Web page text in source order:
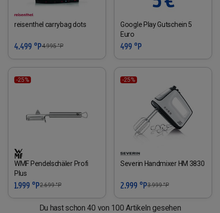
reisenthel carrybag dots
4.499 °P4.995°P
Google Play Gutschein 5
Euro
499 °P
-25%
WMF Pendelschäler Profi
Plus
1.999 °P2.699°P
-25%
Severin Handmixer HM 3830
2.999 °P3.999°P
Du hast schon 40 von 100 Artikeln gesehen